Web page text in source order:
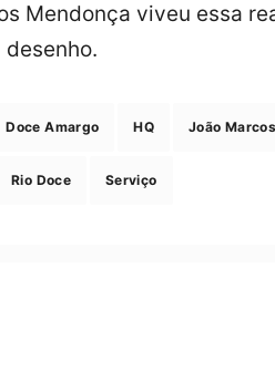
Mendonça viveu essa
Doce Amargo HQ João
Rio Doce Serviço